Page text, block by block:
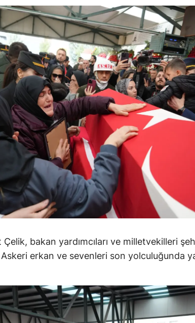
Tekirdağ
Tokat
Trabzon
Tunceli
Şanlıurfa
Uşak
Van
Yozgat
Zonguldak
Aksaray
Bayburt
Kırıkkale
Şırnak
Bartın
bakan yardımcıları ve milletvekilleri
erkan ve sevenleri son yolculuğunda